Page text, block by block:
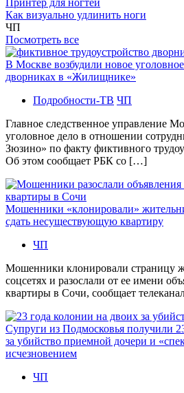
Как визуально удлинить ноги
ЧП
Посмотреть все
В Москве возбудили новое
дворниках в «Жилищнике»
Подробности-ТВ ЧП
Главное следственное управление
уголовное дело в отношении
Зюзино» по факту фиктивного
Об этом сообщает РБК со […]
Мошенники «клонировали»
сдать несуществующую квартиру
ЧП
Мошенники клонировали страницу
соцсетях и разослали от ее имени
квартиры в Сочи, сообщает
Супруги из Подмосковья получили
за убийство приемной дочери и
исчезновением
ЧП